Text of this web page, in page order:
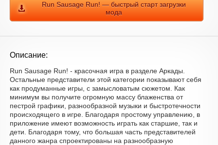
Run Sausage Run! — быстрый старт загрузки
мода
Описание:
Run Sausage Run! - красочная игра в разделе Аркады.
Остальные представители этой категории показывают себя
как продуманные игры, с замысловатым сюжетом. Как
минимум вы получите огромную массу блаженства от
пестрой графики, разнообразной музыки и быстротечности
происходящего в игре. Благодаря простому управлению, в
приложение имеют возможность играть как старшие, так и
дети. Благодаря тому, что большая часть представителей
данного жанра спроектированы на разнообразную